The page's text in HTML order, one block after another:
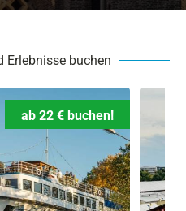
Erlebnisse buchen
ab 22 € buchen!